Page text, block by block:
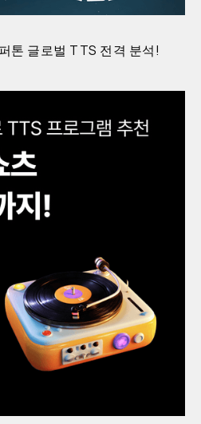
톤 글로벌 TTS 전격 분석!